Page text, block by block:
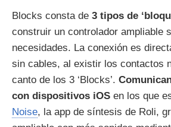
Blocks consta de 3 tipos de
construir un controlador ampliable
necesidades. La conexión es
sin cables, al existir los contactos
canto de los 3 ‘Blocks’.
con dispositivos iOS en los que
Noise, la app de síntesis de Roli,